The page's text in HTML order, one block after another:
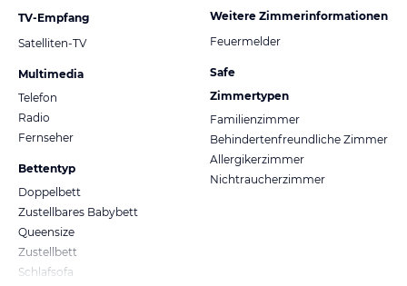
TV-Empfang
Satelliten-TV
Multimedia
Telefon
Radio
Fernseher
Bettentyp
Doppelbett
Zustellbares Babybett
Queensize
Zustellbett
Schlafsofa
Weitere Zimmerinformationen
Feuermelder
Safe
Zimmertypen
Familienzimmer
Behindertenfreundliche Zimmer
Allergikerzimmer
Nichtraucherzimmer